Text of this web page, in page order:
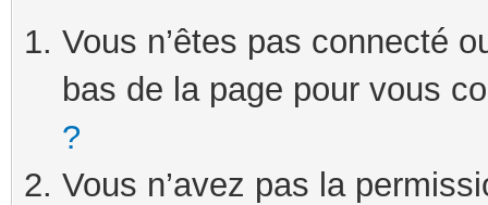
Vous n’êtes pas connecté
bas de la page pour vous
?
Vous n’avez pas la